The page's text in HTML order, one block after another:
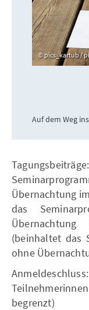
pics_kartub /
Auf dem Weg
Übernachtung
das
(beinhaltet das
ohne
begrenzt)